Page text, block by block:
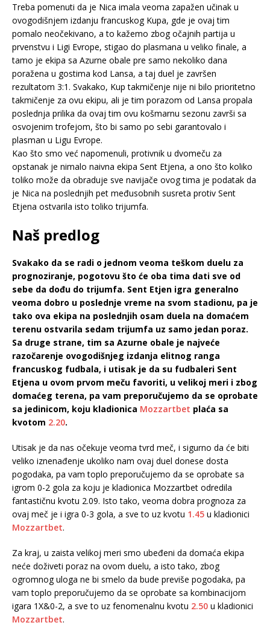
Treba pomenuti da je Nica imala veoma zapažen učinak u
ovogodišnjem izdanju francuskog Kupa, gde je ovaj tim
pomalo neočekivano, a to kažemo zbog očajnih partija u
prvenstvu i Ligi Evrope, stigao do plasmana u veliko finale, a
tamo je ekipa sa Azurne obale pre samo nekoliko dana
poražena u gostima kod Lansa, a taj duel je završen
rezultatom 3:1. Svakako, Kup takmičenje nije ni bilo prioritetno
takmičenje za ovu ekipu, ali je tim porazom od Lansa propala
poslednja prilika da ovaj tim ovu košmarnu sezonu završi sa
osvojenim trofejom, što bi samo po sebi garantovalo i
plasman u Ligu Evrope.
Kao što smo već napomenuli, protivnik u dvomeču za
opstanak je nimalo naivna ekipa Sent Etjena, a ono što koliko
toliko može da obraduje sve navijače ovog tima je podatak da
je Nica na poslednjih pet međusobnih susreta protiv Sent
Etjena ostvarila isto toliko trijumfa.
Naš predlog
Svakako da se radi o jednom veoma teškom duelu za
prognoziranje, pogotovu što će oba tima dati sve od
sebe da dođu do trijumfa. Sent Etjen igra generalno
veoma dobro u poslednje vreme na svom stadionu, pa je
tako ova ekipa na poslednjih osam duela na domaćem
terenu ostvarila sedam trijumfa uz samo jedan poraz.
Sa druge strane, tim sa Azurne obale je najveće
razočarenje ovogodišnjeg izdanja elitnog ranga
francuskog fudbala, i utisak je da su fudbaleri Sent
Etjena u ovom prvom meču favoriti, u velikoj meri i zbog
domaćeg terena, pa vam preporučujemo da se oprobate
sa jedinicom, koju kladionica Mozzartbet plaća sa
kvotom 2.20.
Utisak je da nas očekuje veoma tvrd meč, i sigurno da će biti
veliko iznenađenje ukoliko nam ovaj duel donese dosta
pogodaka, pa vam toplo preporučujemo da se oprobate sa
igrom 0-2 gola za koju je kladionica Mozzartbet odredila
fantastičnu kvotu 2.09. Isto tako, veoma dobra prognoza za
ovaj meč je i igra 0-3 gola, a sve to uz kvotu 1.45 u kladionici
Mozzartbet.
Za kraj, u zaista velikoj meri smo ubeđeni da domaća ekipa
neće doživeti poraz na ovom duelu, a isto tako, zbog
ogromnog uloga ne bi smelo da bude previše pogodaka, pa
vam toplo preporučujemo da se oprobate sa kombinacijom
igara 1X&0-2, a sve to uz fenomenalnu kvotu 2.50 u kladionici
Mozzartbet.